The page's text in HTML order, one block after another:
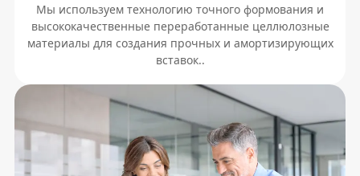
Мы используем технологию точного формования и
высококачественные переработанные целлюлозные
материалы для создания прочных и амортизирующих
вставок..